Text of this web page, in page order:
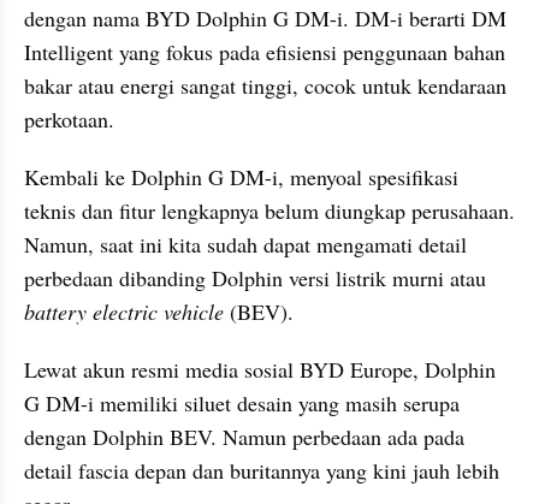
dengan nama BYD Dolphin G DM-i. DM-i berarti DM
Intelligent yang fokus pada efisiensi penggunaan bahan
bakar atau energi sangat tinggi, cocok untuk kendaraan
perkotaan.
Kembali ke Dolphin G DM-i, menyoal spesifikasi
teknis dan fitur lengkapnya belum diungkap perusahaan.
Namun, saat ini kita sudah dapat mengamati detail
battery electric vehicle (BEV).
Lewat akun resmi media sosial BYD Europe, Dolphin
G DM-i memiliki siluet desain yang masih serupa
dengan Dolphin BEV. Namun perbedaan ada pada
detail fascia depan dan buritannya yang kini jauh lebih